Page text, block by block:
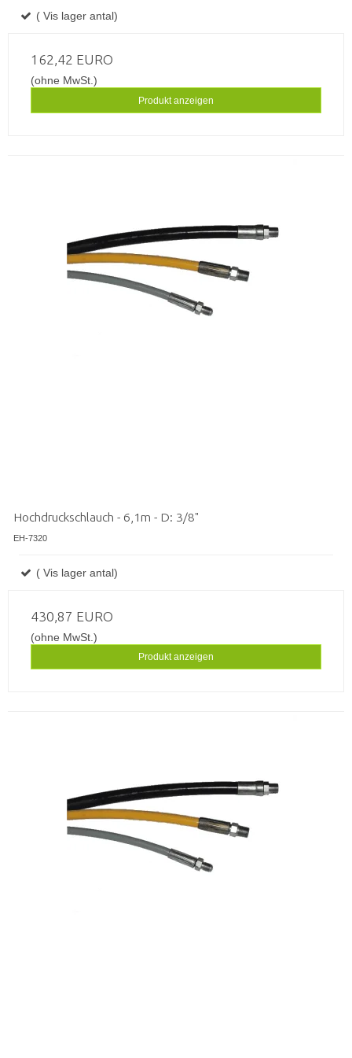
( Vis lager antal)
162,42 EURO
(ohne MwSt.)
Produkt anzeigen
Hochdruckschlauch - 6,1m - D: 3/8"
EH-7320
( Vis lager antal)
430,87 EURO
(ohne MwSt.)
Produkt anzeigen